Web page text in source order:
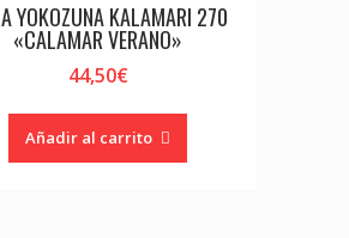
YOKOZUNA KALAMARI 270
«CALAMAR VERANO»
44,50€
Añadir al carrito